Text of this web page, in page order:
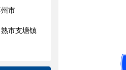
市
市支塘镇